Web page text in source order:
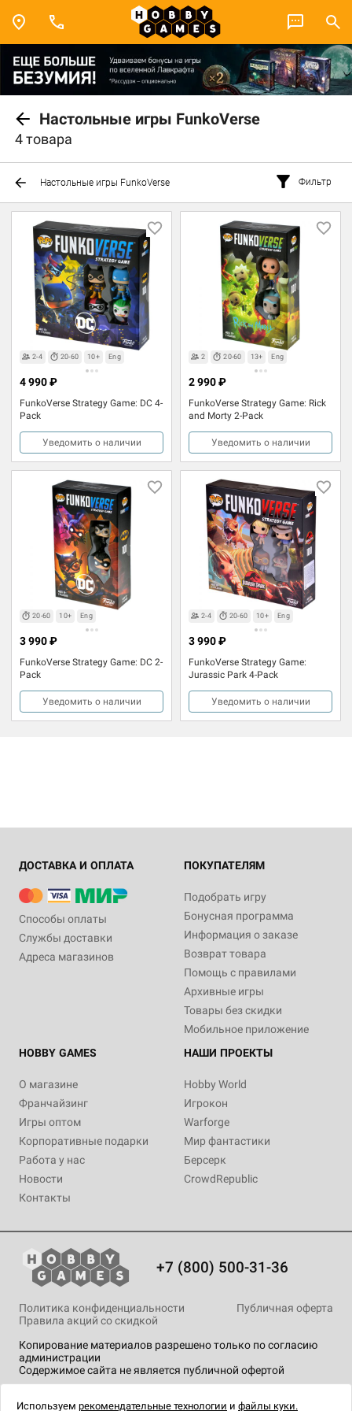
Настольные игры FunkoVerse
4 товара
Настольные игры FunkoVerse Фильтр
2-4 20-60 10+ Eng
FunkoVerse Strategy Game: DC 4-
Pack
4 990 ₽
Уведомить о наличии
2 20-60 13+ Eng
FunkoVerse Strategy Game: Rick
and Morty 2-Pack
2 990 ₽
Уведомить о наличии
20-60 10+ Eng
FunkoVerse Strategy Game: DC 2-
Pack
3 990 ₽
Уведомить о наличии
2-4 20-60 10+ Eng
FunkoVerse Strategy Game:
Jurassic Park 4-Pack
3 990 ₽
Уведомить о наличии
ДОСТАВКА И ОПЛАТА
Способы оплаты
Службы доставки
Адреса магазинов
ПОКУПАТЕЛЯМ
Подобрать игру
Бонусная программа
Информация о заказе
Возврат товара
Помощь с правилами
Архивные игры
Товары без скидки
Мобильное приложение
HOBBY GAMES
О магазине
Франчайзинг
Игры оптом
Корпоративные подарки
Работа у нас
Новости
Контакты
НАШИ ПРОЕКТЫ
Hobby World
Игрокон
Warforge
Мир фантастики
Берсерк
CrowdRepublic
+7 (800) 500-31-36
Копирование материалов разрешено только по согласию
администрации
Содержимое сайта не является публичной офертой
Политика конфиденциальности
Публичная оферта
Правила акций со скидкой
технологии .
Используем рекомендательные технологии и файлы куки.